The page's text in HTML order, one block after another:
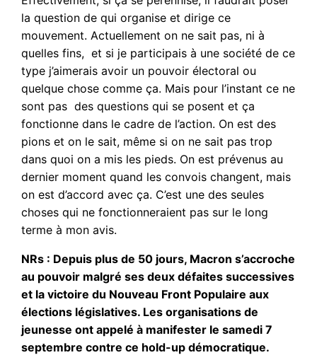
la question de qui organise et dirige ce
mouvement. Actuellement on ne sait pas, ni à
quelles fins, et si je participais à une société de ce
type j’aimerais avoir un pouvoir électoral ou
quelque chose comme ça. Mais pour l’instant ce ne
sont pas des questions qui se posent et ça
fonctionne dans le cadre de l’action. On est des
pions et on le sait, même si on ne sait pas trop
dans quoi on a mis les pieds. On est prévenus au
dernier moment quand les convois changent, mais
on est d’accord avec ça. C’est une des seules
choses qui ne fonctionneraient pas sur le long
terme à mon avis.
NRs : Depuis plus de 50 jours, Macron s’accroche
au pouvoir malgré ses deux défaites successives
et la victoire du Nouveau Front Populaire aux
élections législatives. Les organisations de
jeunesse ont appelé à manifester le samedi 7
septembre contre ce hold-up démocratique.